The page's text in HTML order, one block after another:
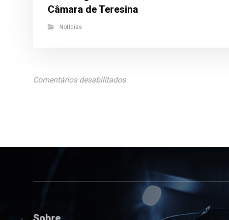
Câmara de Teresina
Notícias
Comentários desabilitados